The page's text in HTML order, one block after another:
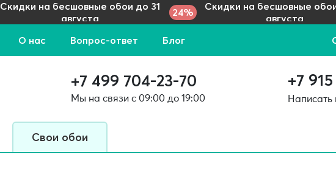
Скидки на бесшовные обои до 31
августа
24%
Скидки на бесшовные
августа
О нас Вопрос-ответ Блог
+7 499 704-23-70
Мы на связи с 09:00 до 19:00
+7
Написать
Свои обои